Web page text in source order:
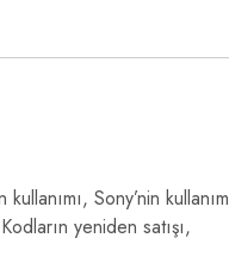
Sony’nin kullanım
yeniden satışı,